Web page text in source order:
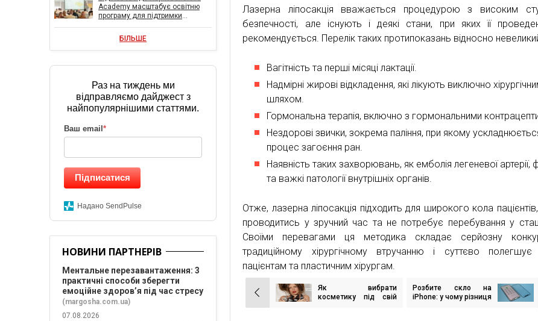
Лазерна ліпосакція вважається процедурою з високим
безпечності, але існують і деякі стани, при яких її
рекомендується. Перелік таких протипоказань відносно
Вагітність та перші місяці лактації.
Надмірні жирові відкладення, які лікують виключно
шляхом.
Гормональна терапія, включно з гормональними
Нездорові звички, зокрема паління, при якому
процес загоєння ран.
Наявність таких захворювань, як емболія легеневої артерії,
та важкі патології внутрішніх органів.
Отже, лазерна ліпосакція підходить для широкого кола
проводитись у зручний час та не потребує перебування у
Своїми перевагами ця методика складає серйозну
традиційному хірургічному втручанню і суттєво
пацієнтам та пластичним хірургам.
Навігація
записів
Як вибрати
косметику під свій
Розбите скло на
iPhone: у чому різниця
Academy масштабує освітню
програму для підтримки
БІЛЬШЕ
Раз на тиждень ми
відправляємо дайджест з
найпопулярнішими статтями.
Ваш email *
Підписатися
Надано SendPulse
НОВИНИ ПАРТНЕРІВ
Ментальне перезавантаження: 3
практичні способи зберегти
емоційне здоров’я під час стресу
(margosha.com.ua)
07.08.2026